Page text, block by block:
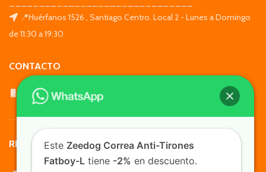
📍Huérfanos 1526 , Santiago Centro. Local 2 - Lunes a Domingo
de 11:30 a 19:30
CONTACTO
WhatsApp: +569 7564 4676
REDES SOCIALES
Este Zeedog Correa Anti-Tirones
Fatboy-L tiene -2% en descuento.